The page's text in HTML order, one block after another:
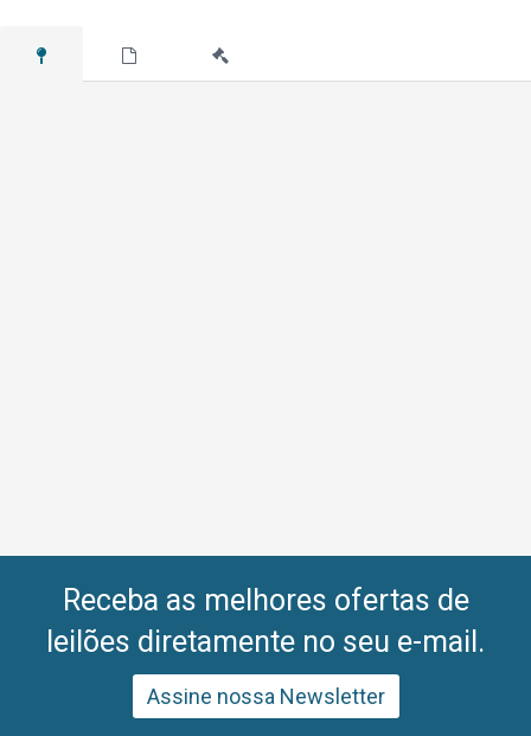
Receba as melhores ofertas de
leilões diretamente no seu e-mail.
Assine nossa Newsletter